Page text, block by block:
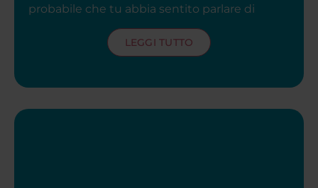
probabile che tu abbia sentito parlare di
LEGGI TUTTO